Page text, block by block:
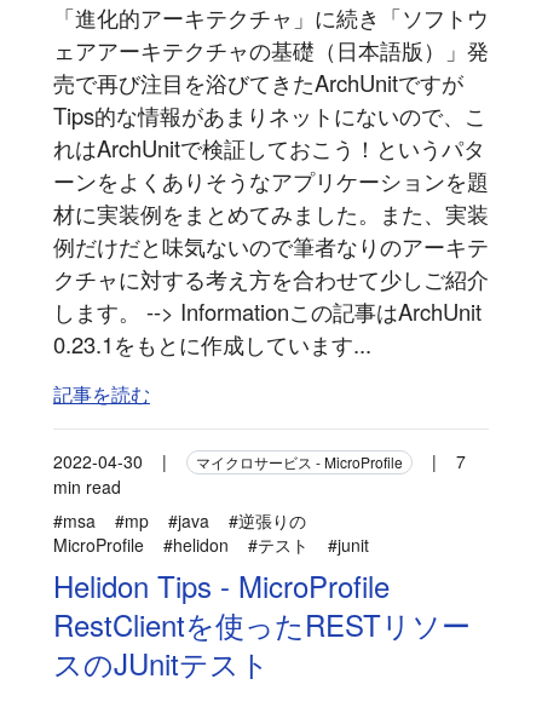
「進化的アーキテクチャ」に続き「ソフトウ
ェアアーキテクチャの基礎（日本語版）」発
売で再び注目を浴びてきたArchUnitですが
Tips的な情報があまりネットにないので、こ
れはArchUnitで検証しておこう！というパタ
ーンをよくありそうなアプリケーションを題
材に実装例をまとめてみました。また、実装
例だけだと味気ないので筆者なりのアーキテ
クチャに対する考え方を合わせて少しご紹介
します。 --> Informationこの記事はArchUnit
0.23.1をもとに作成しています...
記事を読む
2022-04-30 | マイクロサービス - MicroProfile |
7
min read
#msa
#mp #java
#逆張りの
MicroProfile
#helidon #テスト #junit
Helidon Tips - MicroProfile
RestClientを使ったRESTリソー
スのJUnitテスト